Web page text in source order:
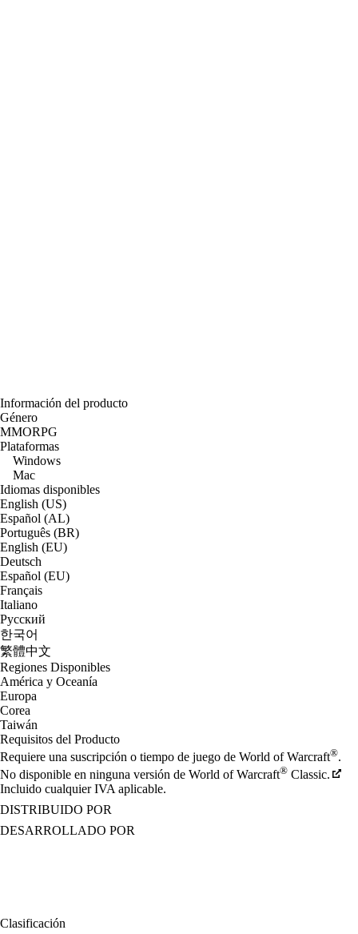
Información del producto
Género
MMORPG
Plataformas
Windows
Mac
Idiomas disponibles
English (US)
Español (AL)
Português (BR)
English (EU)
Deutsch
Español (EU)
Français
Italiano
Русский
한국어
繁體中文
Regiones Disponibles
América y Oceanía
Europa
Corea
Taiwán
Requisitos del Producto
Requiere una suscripción o tiempo de juego de World of Warcraft®.
No disponible en ninguna versión de World of Warcraft® Classic.
Incluido cualquier IVA aplicable.
DISTRIBUIDO POR
DESARROLLADO POR
Clasificación